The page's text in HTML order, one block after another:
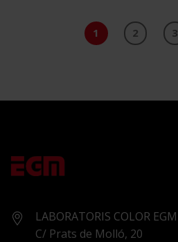
1 2 3
LABORATORIS COLOR EGM
C/ Prats de Molló, 20